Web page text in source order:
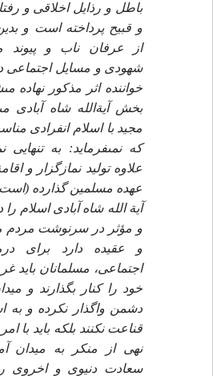
باطل و رذايل اخلاقى و
و قبيح پرداخته است و
از عرفان ناب و پيوند
شهودى و مسايل اجتماعى
خواننده اثر مذكور نهاده
بخش آيةالله شاه آبادى
مجيد با اسلام انفرادى
كه نمى‏فرمايد: به تنهايى
علاوه توليد نمازگزار و
عهده مسلمين گذارده
آية الله شاه آبادى اسلام
و مؤثر در سرنوشت مردم
و عقيده دارد براى
اجتماعى، مسلمانان بايد
خود را كنار بگذارند و
دشمن واگذار نكرده و به
قناعت نكنند بلكه بايد با
نهى از منكر به ميدان
سعادت دنيوى و اخروى را